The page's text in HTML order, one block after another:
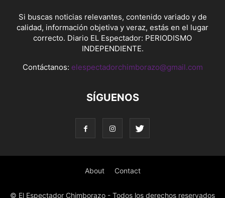
Si buscas noticias relevantes, contenido variado y de
calidad, información objetiva y veraz, estás en el lugar
correcto. Diario EL Espectador: PERIODISMO
INDEPENDIENTE.
Contáctanos: elespectadorchimborazo@gmail.com
SÍGUENOS
About Contact
© El Espectador Chimborazo - Todos los derechos reservados